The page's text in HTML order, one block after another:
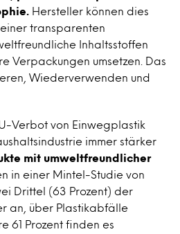
Hersteller können dies
transparenten
Inhaltsstoffen
Verpackungen umsetzen. Das
Wiederverwenden und
Verbot von Einwegplastik
immer stärker
mit umweltfreundlicher
in einer Mintel-Studie von
Drittel (63 Prozent) der
an, über Plastikabfälle
61 Prozent finden es